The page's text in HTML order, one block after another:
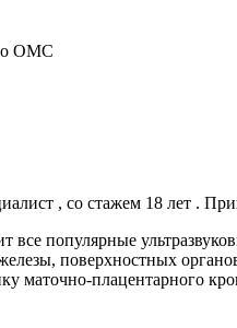
ОМС
, со стажем 18 лет .
все популярные
поверхностных
маточно-плацентарного